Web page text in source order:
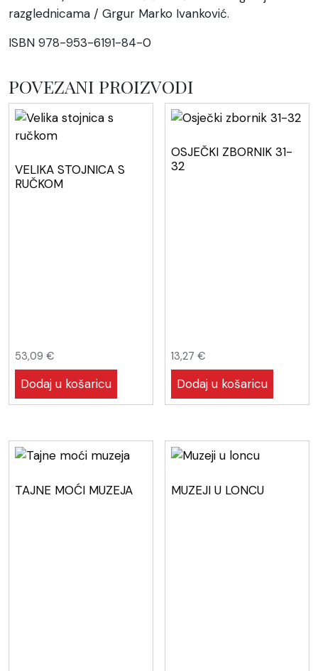
razglednicama / Grgur Marko Ivanković.
ISBN 978-953-6191-84-0
POVEZANI PROIZVODI
VELIKA STOJNICA S
RUČKOM
53,09 €
Dodaj u košaricu
OSJEČKI ZBORNIK 31-
32
13,27€
Dodaj u košaricu
TAJNE MOĆI MUZEJA MUZEJI U LONCU